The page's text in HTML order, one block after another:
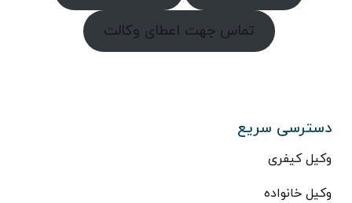
تماس جهت اعطای وکالت
دسترسی سریع
وکیل کیفری
وکیل خانواده